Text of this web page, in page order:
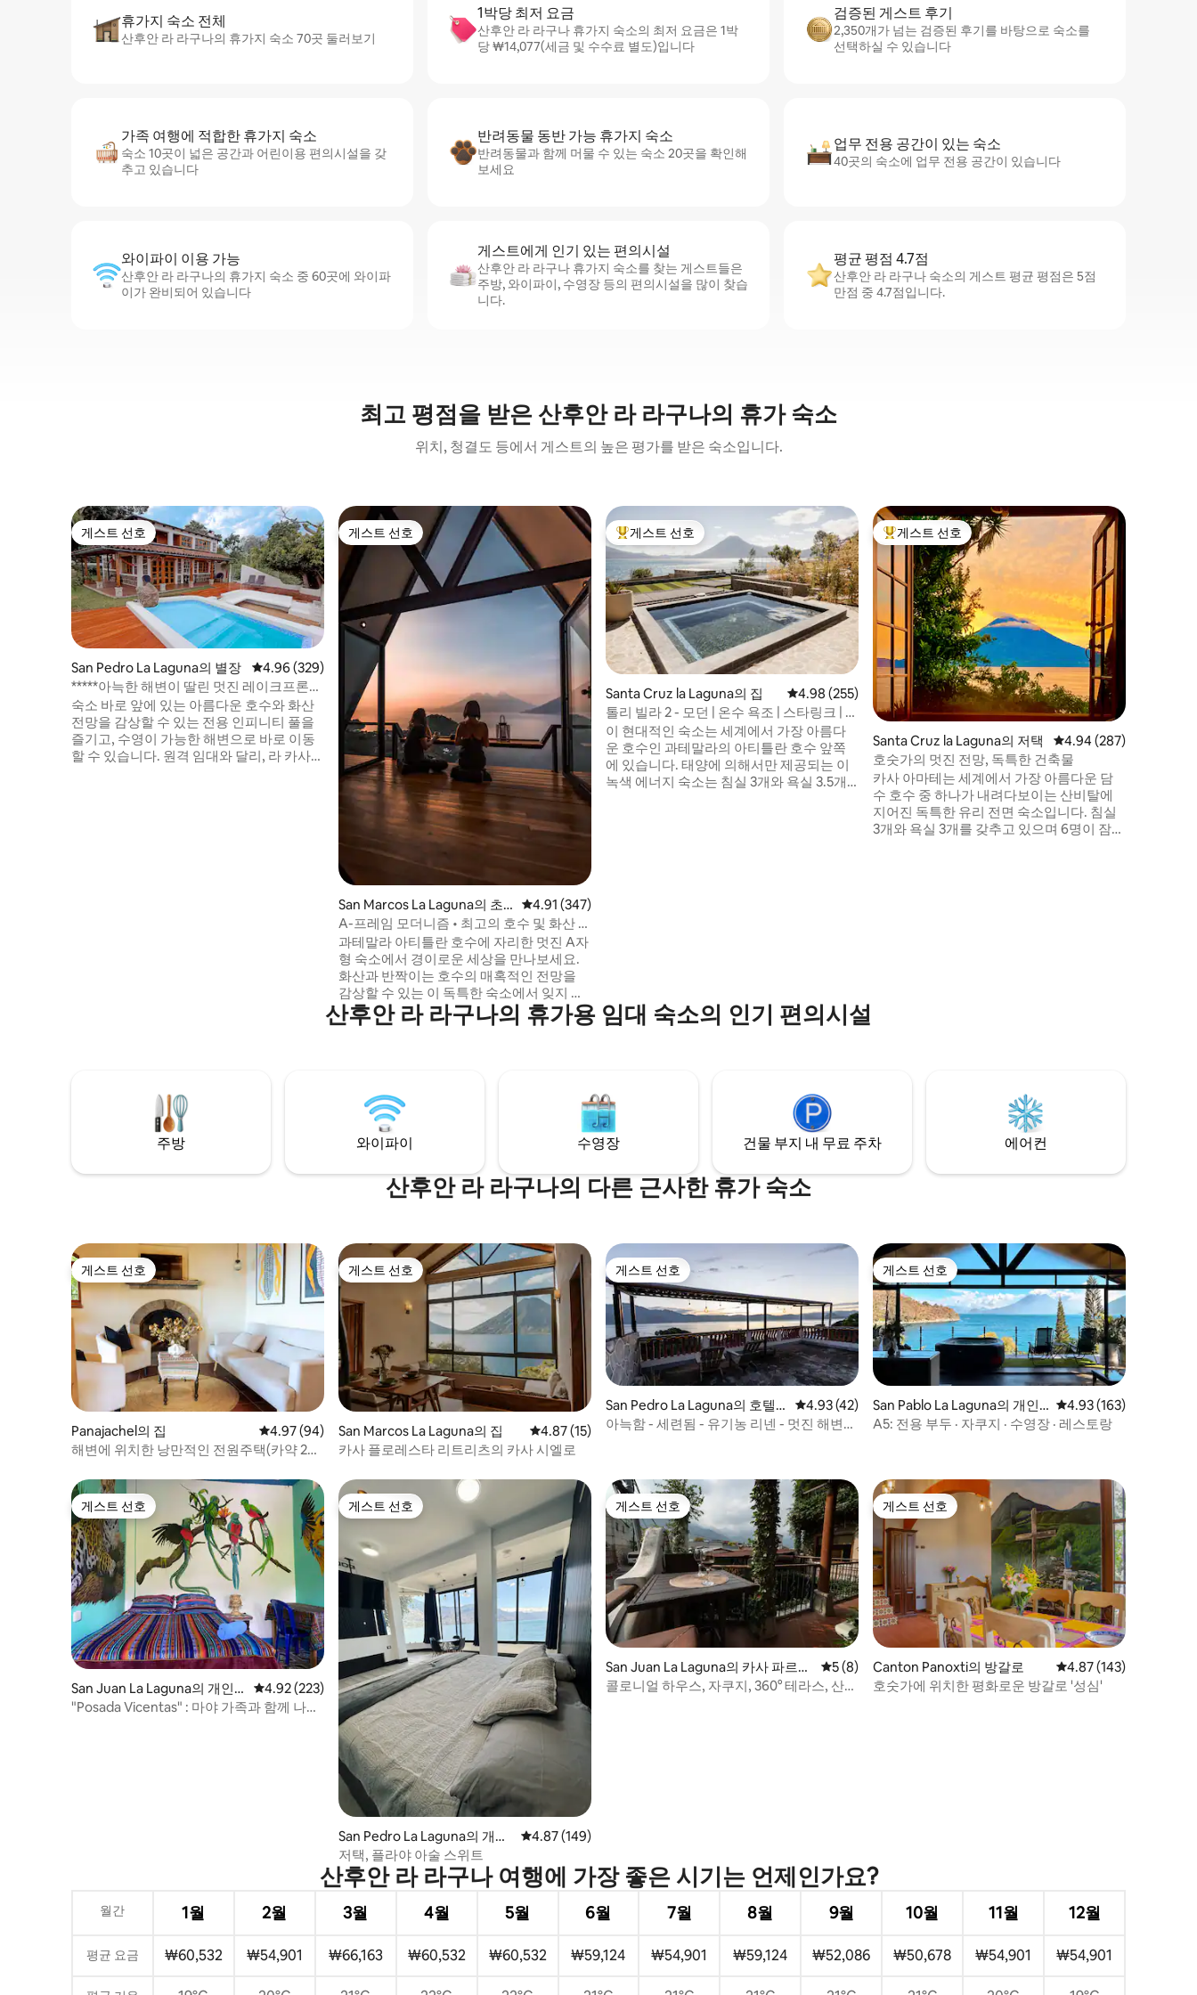
휴가지 숙소 전체
산후안 라 라구나의 휴가지 숙소 70곳 둘러보기
1박당 최저 요금
산후안 라 라구나 휴가지 숙소의 최저 요금은 1박
당 ₩14,077(세금 및 수수료 별도)입니다
검증된 게스트 후기
2,350개가 넘는 검증된 후기를 바탕으로 숙소를
선택하실 수 있습니다
가족 여행에 적합한 휴가지 숙소
숙소 10곳이 넓은 공간과 어린이용 편의시설을 갖
추고 있습니다
반려동물 동반 가능 휴가지 숙소
반려동물과 함께 머물 수 있는 숙소 20곳을 확인해
보세요
업무 전용 공간이 있는 숙소
40곳의 숙소에 업무 전용 공간이 있습니다
와이파이 이용 가능
산후안 라 라구나의 휴가지 숙소 중 60곳에 와이파
이가 완비되어 있습니다
게스트에게 인기 있는 편의시설
산후안 라 라구나 휴가지 숙소를 찾는 게스트들은
주방, 와이파이, 수영장 등의 편의시설을 많이 찾습
니다.
평균 평점 4.7점
산후안 라 라구나 숙소의 게스트 평균 평점은 5점
만점 중 4.7점입니다.
최고 평점을 받은 산후안 라 라구나의 휴가 숙소
위치, 청결도 등에서 게스트의 높은 평가를 받은 숙소입니다.
게스트 선호
게스트 선호
San Pedro La Laguna의 별장 평점 4.96점(5점 만점), 후기 329개
4.96 (329)
*****아늑한 해변이 딸린 멋진 레이크프론트
저택
숙소 바로 앞에 있는 아름다운 호수와 화산
전망을 감상할 수 있는 전용 인피니티 풀을
즐기고, 수영이 가능한 해변으로 바로 이동
할 수 있습니다. 원격 임대와 달리, 라 카사
게스트 선호
게스트 선호
San Marcos La Laguna의 초
소형 주택
평점 4.91점(5점 만점), 후기 347개
4.91 (347)
A-프레임 모더니즘 • 최고의 호수 및 화산 전
망
과테말라 아티틀란 호수에 자리한 멋진 A자
형 숙소에서 경이로운 세상을 만나보세요.
화산과 반짝이는 호수의 매혹적인 전망을
감상할 수 있는 이 독특한 숙소에서 잊지 못
할 추억을 만들어보세요. 자연의 아름다움
과 고급스러움이 조화를 이루는 개방형 디
다시 프라이빗 헤이븐으로 돌아오세요. 주
변의 아름다움에 빠져보세요. 평생 기억에
남을 추억을 만들어보세요.
상위 게스트 선호
게스트 선호
Santa Cruz la Laguna의 집 평점 4.98점(5점 만점), 후기 255개
4.98 (255)
톨리 빌라 2 - 모던 | 온수 욕조 | 스타링크 | 태
양광
이 현대적인 숙소는 세계에서 가장 아름다
운 호수인 과테말라의 아티틀란 호수 앞쪽
에 있습니다. 태양에 의해서만 제공되는 이
녹색 에너지 숙소는 침실 3개와 욕실 3.5개,
상위 게스트 선호
게스트 선호
Santa Cruz la Laguna의 저택 평점 4.94점(5점 만점),
4.94 (287)
호숫가의 멋진 전망, 독특한 건축물
카사 아마테는 세계에서 가장 아름다운 담
수 호수 중 하나가 내려다보이는 산비탈에
지어진 독특한 유리 전면 숙소입니다. 침실
3개와 욕실 3개를 갖추고 있으며 6명이 잠을
산후안 라 라구나의 휴가용 임대 숙소의 인기 편의시설
주방 와이파이 수영장 건물 부지 내 무료 주차 에어컨
산후안 라 라구나의 다른 근사한 휴가 숙소
게스트 선호
게스트 선호
Panajachel의 집 평점 4.97점(5점 만점), 후기 94개
4.97 (94)
해변에 위치한 낭만적인 전원주택(카약 2대
게스트 선호
게스트 선호
San Marcos La Laguna의 집 평점 4.87점(5점 만점), 후기 15개
4.87 (15)
카사 플로레스타 리트리츠의 카사 시엘로
게스트 선호
게스트 선호
San Pedro La Laguna의 호텔
객실
평점 4.93점(5점 만점), 후기 42개
4.93 (42)
아늑함 - 세련됨 - 유기농 리넨 - 멋진 해변
게스트 선호
게스트 선호
San Pablo La Laguna의 개인
실
평점 4.93점(5점 만점),
4.93 (163)
A5: 전용 부두 · 자쿠지 · 수영장 · 레스토랑
게스트 선호
게스트 선호
San Juan La Laguna의 개인
실
평점 4.92점(5점 만점), 후기 223개
4.92 (223)
"Posada Vicentas" : 마야 가족과 함께 나누
게스트 선호
게스트 선호
San Pedro La Laguna의 개인
실
평점 4.87점(5점 만점), 후기 149개
4.87 (149)
저택, 플라야 아술 스위트
게스트 선호
게스트 선호
San Juan La Laguna의 카사 파르티
쿨라르
평점 5점(5점 만점), 후기 8개
5 (8)
콜로니얼 하우스, 자쿠지, 360° 테라스, 산
게스트 선호
게스트 선호
Canton Panoxti의 방갈로 평점 4.87점(5점 만점),
4.87 (143)
호숫가에 위치한 평화로운 방갈로 '성심'
산후안 라 라구나 여행에 가장 좋은 시기는 언제인가요?
월간 1월 2월 3월 4월 5월 6월 7월 8월 9월 10월 11월 12월
평균 요금 ₩60,532 ₩54,901 ₩66,163 ₩60,532 ₩60,532 ₩59,124 ₩54,901 ₩59,124 ₩52,086 ₩50,678 ₩54,901 ₩54,901